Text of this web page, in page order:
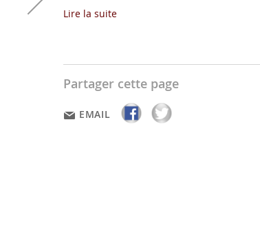
Lire la suite
Partager cette page
EMAIL